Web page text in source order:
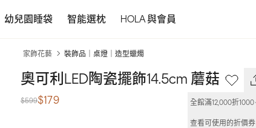
幼兒園睡袋 智能選枕 HOLA 與會員
家飾花藝 裝飾品｜桌燈｜造型蠟燭
奧可利LED陶瓷擺飾14.5cm 蘑菇
$599$179 全館滿12,000折1000
查看可使用的折價券